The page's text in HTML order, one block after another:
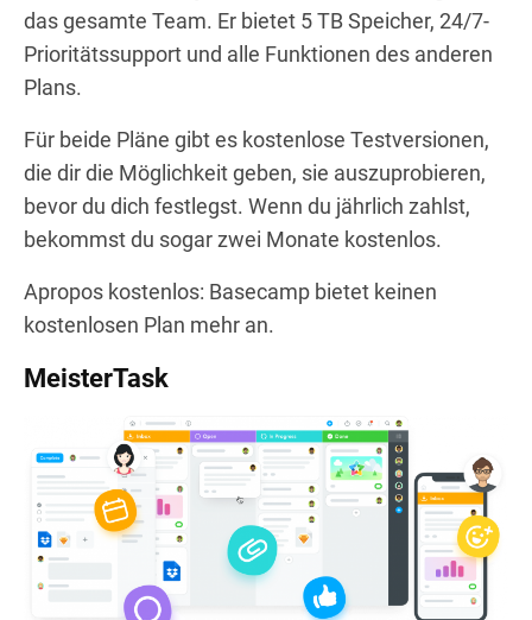
das gesamte Team. Er bietet 5 TB Speicher, 24/7-
Prioritätssupport und alle Funktionen des anderen
Plans.
Für beide Pläne gibt es kostenlose Testversionen,
die dir die Möglichkeit geben, sie auszuprobieren,
bevor du dich festlegst. Wenn du jährlich zahlst,
bekommst du sogar zwei Monate kostenlos.
Apropos kostenlos: Basecamp bietet keinen
kostenlosen Plan mehr an.
MeisterTask